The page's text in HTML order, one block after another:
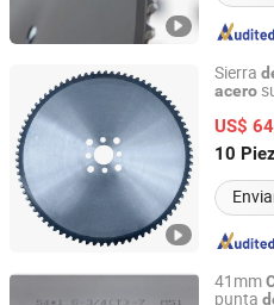
Sierra
acero
US$
10
Gu Dong Saw Industry
Shandong, China
41mm
punta